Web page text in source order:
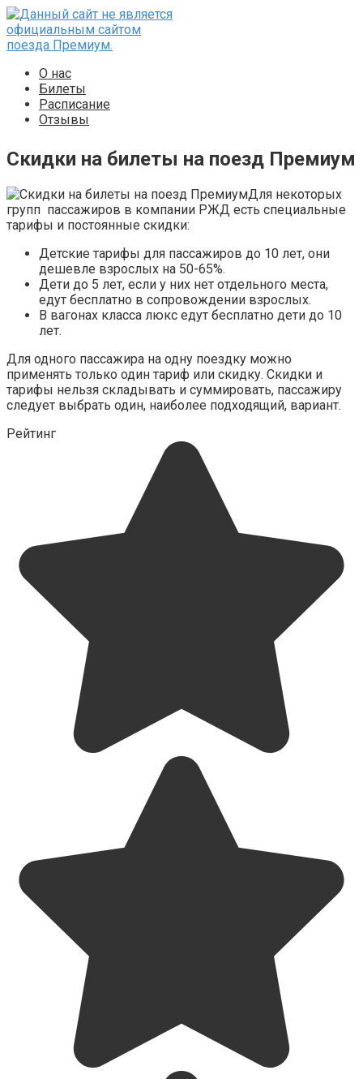
Перейти
к
контенту
О нас
Билеты
Расписание
Отзывы
Скидки на билеты на поезд Премиум
Для некоторых
групп пассажиров в компании РЖД есть специальные
тарифы и постоянные скидки:
Детские тарифы для пассажиров до 10 лет, они
дешевле взрослых на 50-65%.
Дети до 5 лет, если у них нет отдельного места,
едут бесплатно в сопровождении взрослых.
В вагонах класса люкс едут бесплатно дети до 10
лет.
Для одного пассажира на одну поездку можно
применять только один тариф или скидку. Скидки и
тарифы нельзя складывать и суммировать, пассажиру
следует выбрать один, наиболее подходящий, вариант.
Рейтинг